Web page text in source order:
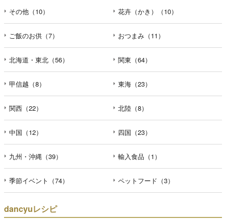
その他（10） 花卉（かき）（10）
ご飯のお供（7） おつまみ（11）
北海道・東北（56） 関東（64）
甲信越（8） 東海（23）
関西（22） 北陸（8）
中国（12） 四国（23）
九州・沖縄（39） 輸入食品（1）
季節イベント（74） ペットフード（3）
dancyuレシピ